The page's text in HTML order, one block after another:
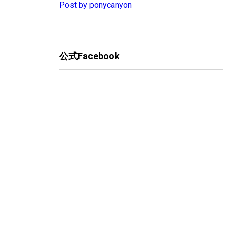
Post by ponycanyon
公式Facebook